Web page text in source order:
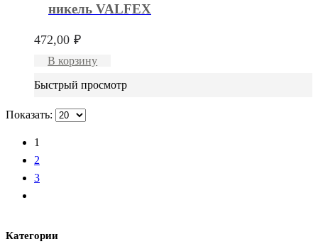
никель VALFEX
472,00 ₽
В корзину
Быстрый просмотр
Показать:
1
2
3
Категории